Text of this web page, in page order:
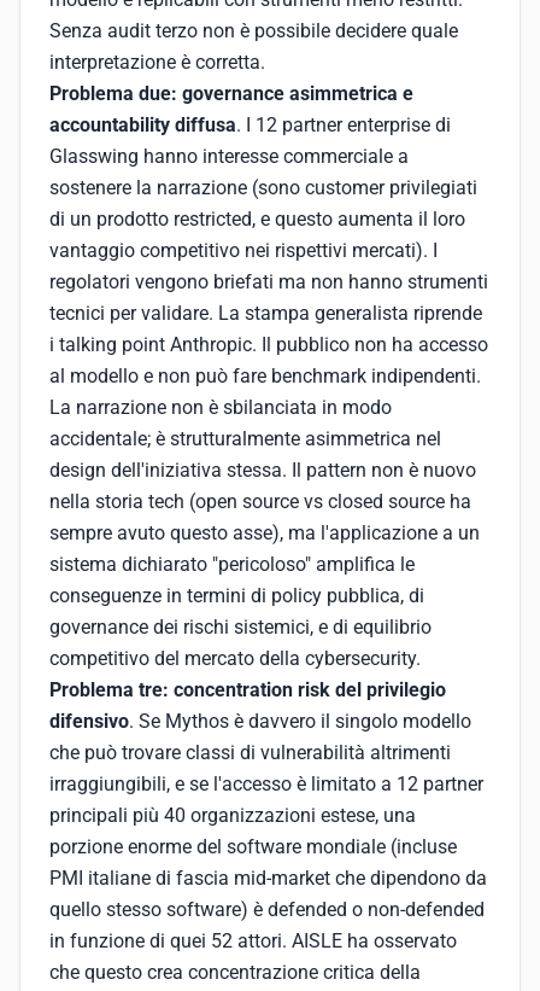
Senza audit terzo non è possibile decidere quale
interpretazione è corretta.
Problema due: governance asimmetrica e
accountability diffusa. I 12 partner enterprise di
Glasswing hanno interesse commerciale a
sostenere la narrazione (sono customer privilegiati
di un prodotto restricted, e questo aumenta il loro
vantaggio competitivo nei rispettivi mercati). I
regolatori vengono briefati ma non hanno strumenti
tecnici per validare. La stampa generalista riprende
i talking point Anthropic. Il pubblico non ha accesso
al modello e non può fare benchmark indipendenti.
La narrazione non è sbilanciata in modo
accidentale; è strutturalmente asimmetrica nel
design dell'iniziativa stessa. Il pattern non è nuovo
nella storia tech (open source vs closed source ha
sempre avuto questo asse), ma l'applicazione a un
sistema dichiarato "pericoloso" amplifica le
conseguenze in termini di policy pubblica, di
governance dei rischi sistemici, e di equilibrio
competitivo del mercato della cybersecurity.
Problema tre: concentration risk del privilegio
difensivo. Se Mythos è davvero il singolo modello
che può trovare classi di vulnerabilità altrimenti
irraggiungibili, e se l'accesso è limitato a 12 partner
principali più 40 organizzazioni estese, una
porzione enorme del software mondiale (incluse
PMI italiane di fascia mid-market che dipendono da
quello stesso software) è defended o non-defended
in funzione di quei 52 attori. AISLE ha osservato
che questo crea concentrazione critica della